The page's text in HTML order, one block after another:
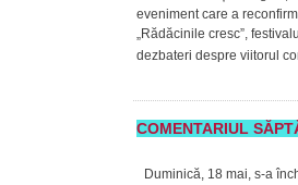
eveniment care a
„Rădăcinile cresc”,
dezbateri despre viitorul
COMENTARIUL
Duminică, 18 mai, s-a